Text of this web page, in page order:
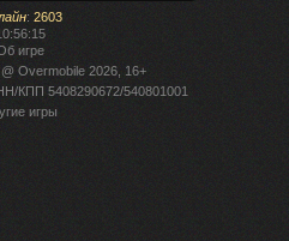
: 2603
игре
Overmobile 2026, 16+
КПП 5408290672/540801001
игры